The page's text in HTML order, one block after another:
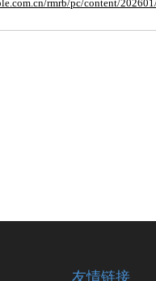
rmrb/pc/content/
友情链接